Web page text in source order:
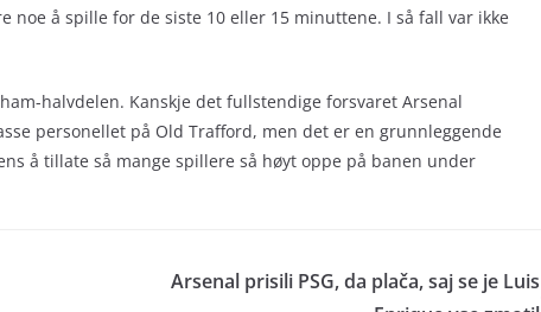
å spille for de siste 10 eller 15 minuttene. I så fall var ikke
halvdelen. Kanskje det fullstendige forsvaret Arsenal
personellet på Old Trafford, men det er en grunnleggende
å tillate så mange spillere så høyt oppe på banen under
Arsenal prisili PSG, da plača, saj se je Luis